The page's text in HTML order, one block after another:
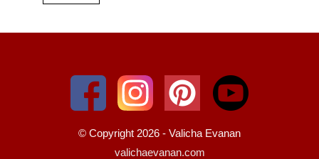
© Copyright 2026 - Valicha Evanan
valichaevanan.com